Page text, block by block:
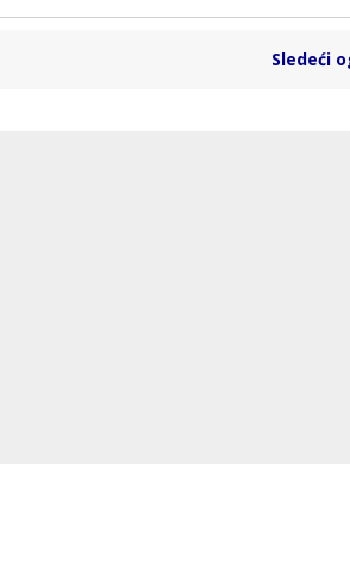
Sledeći